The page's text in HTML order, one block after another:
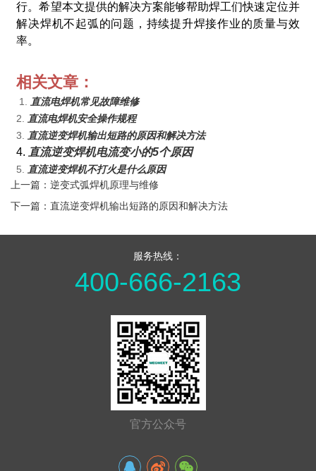
行。希望本文提供的解决方案能够帮助焊工们快速定位并
解决焊机不起弧的问题，持续提升焊接作业的质量与效
率。
相关文章：
1.直流电焊机常见故障维修
2.直流电焊机安全操作规程
3.直流逆变焊机输出短路的原因和解决方法
4. 直流逆变焊机电流变小的5个原因
5.直流逆变焊机不打火是什么原因
上一篇：逆变式弧焊机原理与维修
下一篇：直流逆变焊机输出短路的原因和解决方法
服务热线：
400-666-2163
官方公众号